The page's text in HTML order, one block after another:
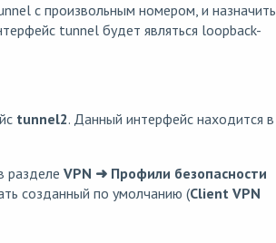
с произвольным номером, и назначить
tunnel будет являться loopback-
tunnel2. Данный интерфейс находится в
разделе VPN ➜ Профили безопасности
созданный по умолчанию (Client VPN